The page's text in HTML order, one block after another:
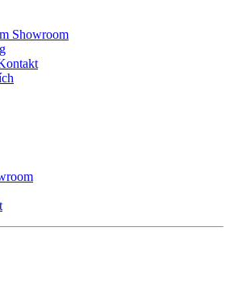
Showroom